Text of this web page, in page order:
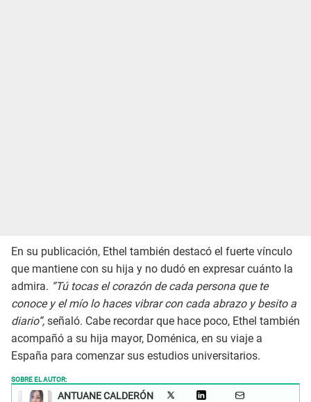
En su publicación, Ethel también destacó el fuerte vínculo
que mantiene con su hija y no dudó en expresar cuánto la
admira. “Tú tocas el corazón de cada persona que te
conoce y el mío lo haces vibrar con cada abrazo y besito a
diario”, señaló. Cabe recordar que hace poco, Ethel también
acompañó a su hija mayor, Doménica, en su viaje a
España para comenzar sus estudios universitarios.
SOBRE EL AUTOR:
ANTUANE CALDERÓN